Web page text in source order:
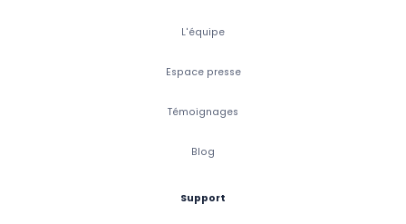
L'équipe
Espace presse
Témoignages
Blog
Support